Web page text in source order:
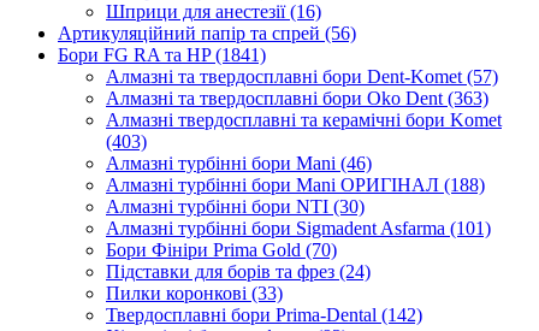
Шприци для анестезії (16)
Артикуляційний папір та спрей (56)
Бори FG RA та HP (1841)
Алмазні та твердосплавні бори Dent-Komet (57)
Алмазні та твердосплавні бори Oko Dent (363)
Алмазні твердосплавні та керамічні бори Komet
(403)
Алмазні турбінні бори Mani (46)
Алмазні турбінні бори Mani ОРИГІНАЛ (188)
Алмазні турбінні бори NTI (30)
Алмазні турбінні бори Sigmadent Asfarma (101)
Бори Фініри Prima Gold (70)
Підставки для борів та фрез (24)
Пилки коронкові (33)
Твердосплавні бори Prima-Dental (142)